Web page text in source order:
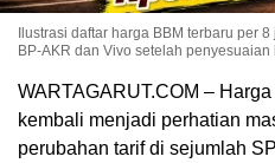
Ilustrasi daftar harga BBM terbaru per
BP-AKR dan Vivo setelah
WARTAGARUT.COM –
kembali menjadi perhatian
perubahan tarif di sejumlah